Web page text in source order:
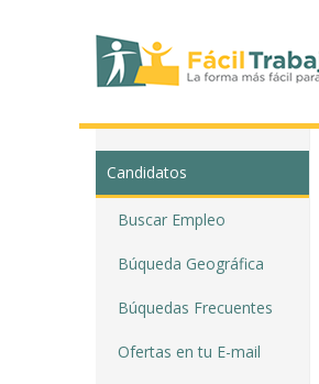
Candidatos
Buscar Empleo
Búqueda Geográfica
Búquedas Frecuentes
Ofertas en tu E-mail